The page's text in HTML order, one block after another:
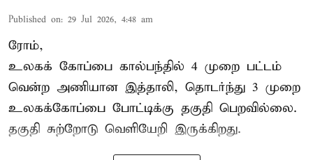
Published on: 29 Jul 2026, 4:48 am
ரோம்,
உலகக் கோப்பை கால்பந்தில் 4 முறை பட்டம்
வென்ற அணியான இத்தாலி, தொடர்ந்து 3 முறை
உலகக்கோப்பை போட்டிக்கு தகுதி பெறவில்லை.
தகுதி சுற்றோடு வெளியேறி இருக்கிறது.